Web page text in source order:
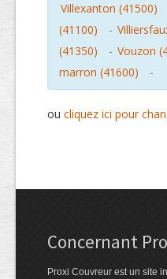
Villexanton (41500)
(41100)
-
(41350)
- Vouzon
marron (41600)
-
ou cliquez ici pour
Concernant
Proxi Couvreur est un site